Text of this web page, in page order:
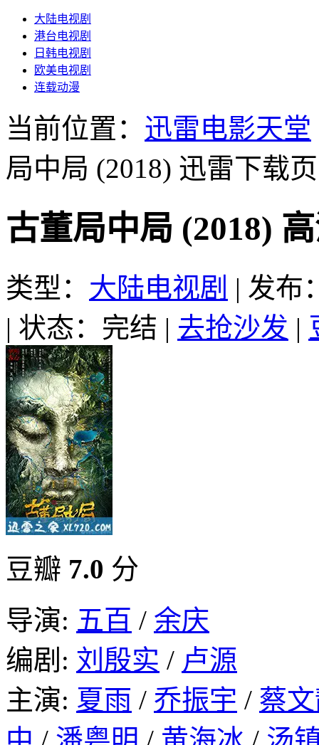
大陆电视剧
港台电视剧
日韩电视剧
欧美电视剧
连载动漫
当前位置： 迅雷电影天堂
局中局 (2018) 迅雷下载
古董局中局 (2018)
类型： 大陆电视剧 | 发布
| 状态：完结 | 去抢沙发 |
豆瓣 7.0 分
导演: 五百 / 余庆
编剧: 刘殷实 / 卢源
主演: 夏雨 / 乔振宇 / 蔡